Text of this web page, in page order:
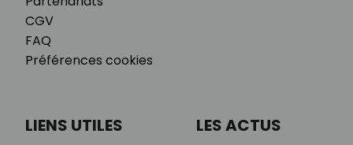
CGV
FAQ
Préférences cookies
LIENS UTILES LES ACTUS